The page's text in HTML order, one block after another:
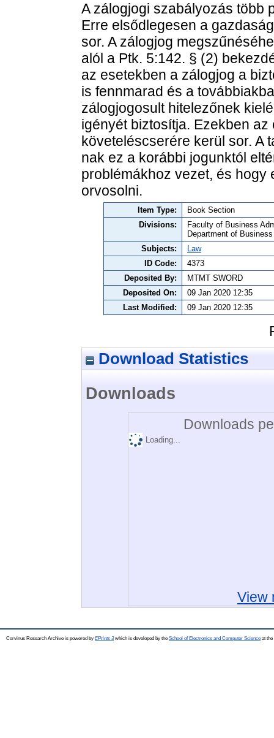
A zálogjogi szabályozás több
Erre elsődlegesen a
sor. A zálogjog
alól a Ptk. 5:142. § (2)
az esetekben a zálogjog a
is fennmarad és a
zálogjogosult hitelezőnek
igényét biztosítja. Ezekben
követeléscserére kerül sor. A
nak ez a korábbi jogunktól
problémákhoz vezet, és hogy
orvosolni.
Item Type:
Book Section
Divisions:
Faculty of Business
Department of
Subjects:
Law
ID Code:
4373
Deposited By:
MTMT SWORD
Deposited On:
09 Jan 2020 12:35
Last Modified:
09 Jan 2020 12:35
Download Statistics
Downloads
Downloads
Loading...
View
Corvinus Research Archive is powered by EPrints 3which is developed by the School of Electronics and Computer Science at